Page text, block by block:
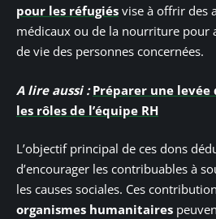
pour les réfugiés vise à offrir des
médicaux ou de la nourriture pour
de vie des personnes concernées.
A lire aussi : Préparer une levée
les rôles de l’équipe RH
L’objectif principal de ces dons
d’encourager les contribuables à
les causes sociales. Ces
organismes humanitaires